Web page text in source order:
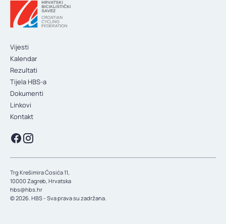
KONTAKT
Vijesti
Kalendar
Rezultati
Tijela HBS-a
Dokumenti
Linkovi
Kontakt
© 2026. HBS - Sva prava su zadržana.
Trg Krešimira Ćosića 11,
10000 Zagreb, Hrvatska
hbs@hbs.hr